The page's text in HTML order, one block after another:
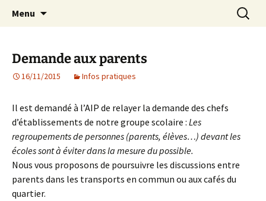
AIP Paris 14 – Association
Indépendante des Parents
d'élèves depuis 1981
Agit – s'Investit – Participe au service des
enfants du secteur scolaire Dolent-Arago-
Menu
Demande aux parents
16/11/2015 Infos pratiques
Il est demandé à l’AIP de relayer la demande des chefs
d’établissements de notre groupe scolaire : Les
regroupements de personnes (parents, élèves…) devant les
écoles sont à éviter dans la mesure du possible.
Nous vous proposons de poursuivre les discussions entre
parents dans les transports en commun ou aux cafés du
quartier.